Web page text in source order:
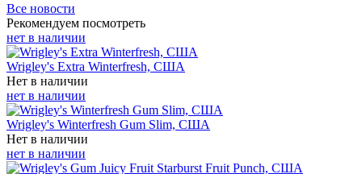
Все новости
Рекомендуем посмотреть
нет в наличии
Wrigley's Extra Winterfresh, США
Нет в наличии
нет в наличии
Wrigley's Winterfresh Gum Slim, США
Нет в наличии
нет в наличии